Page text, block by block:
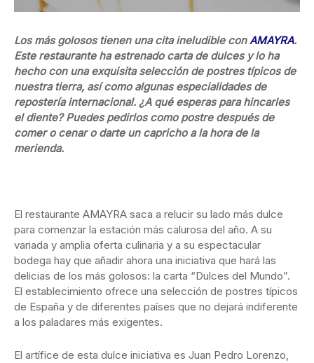
Los más golosos tienen una cita ineludible conAMAYRA.
Este restaurante ha estrenado carta de dulces y lo ha
hecho con una exquisita selección de postres típicos de
nuestra tierra, así como algunas especialidades de
repostería internacional. ¿A qué esperas para hincarles
el diente? Puedes pedirlos como postre después de
comer o cenar o darte un capricho a la hora de la
merienda.
El restaurante AMAYRA saca a relucir su lado más dulce
para comenzar la estación más calurosa del año. A su
variada y amplia oferta culinaria y a su espectacular
bodega hay que añadir ahora una iniciativa que hará las
delicias de los más golosos: la carta “Dulces del Mundo”.
El establecimiento ofrece una selección de postres típicos
de España y de diferentes países que no dejará indiferente
a los paladares más exigentes.
El artífice de esta dulce iniciativa es Juan Pedro Lorenzo,